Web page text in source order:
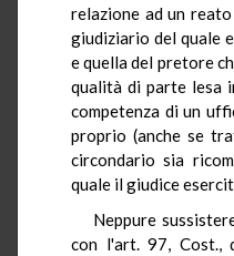
relazione ad un
giudiziario del quale
e quella del pretore
qualità di parte lesa
competenza di un
proprio (anche se
circondario sia
quale il giudice
Neppure
con l'art. 97, Cost.,